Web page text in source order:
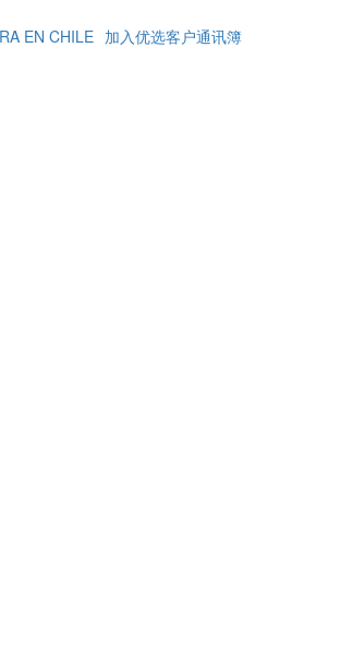
EN CHILE 加入优选客户通讯簿